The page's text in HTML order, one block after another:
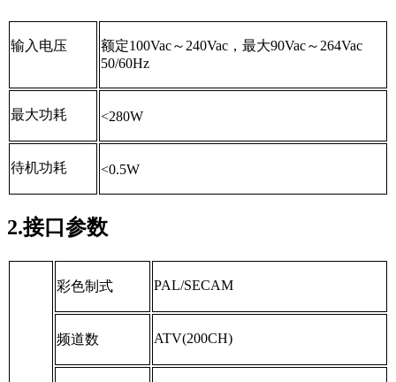
输入电压 额定100Vac～ 240Vac ，最大90Vac～ 264Vac
50/60Hz
最大功耗 <280W
待机功耗 <0.5W
2.接口参数
彩色制式 PAL/SECAM
频道数 ATV(200CH)